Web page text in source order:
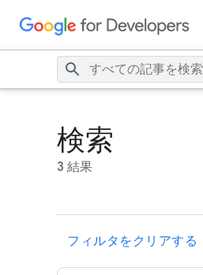
検索
3 結果
フィルタをクリアする